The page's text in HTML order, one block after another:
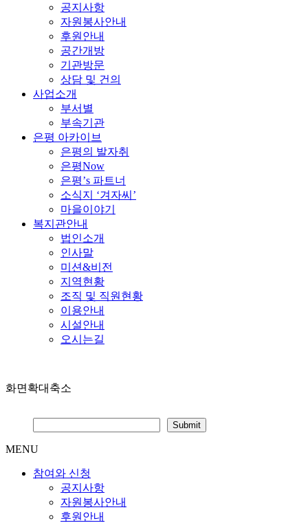
공지사항
자원봉사안내
후원안내
공간개방
기관방문
상담 및 건의
사업소개
부서별
부속기관
은평 아카이브
은평의 발자취
은평Now
은평’s 파트너
소식지 ‘겨자씨’
마을이야기
복지관안내
법인소개
인사말
미션&비전
지역현황
조직 및 직원현황
이용안내
시설안내
오시는길
화면확대축소
MENU
참여와 신청
공지사항
자원봉사안내
후원안내